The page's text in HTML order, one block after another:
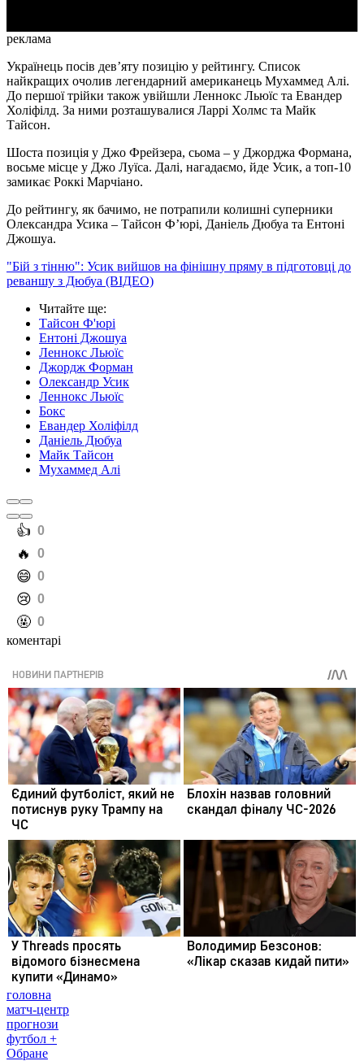
реклама
Українець посів дев’яту позицію у рейтингу. Список
найкращих очолив легендарний американець Мухаммед Алі.
До першої трійки також увійшли Леннокс Льюїс та Евандер
Холіфілд. За ними розташувалися Ларрі Холмс та Майк
Тайсон.
Шоста позиція у Джо Фрейзера, сьома – у Джорджа Формана,
восьме місце у Джо Луїса. Далі, нагадаємо, йде Усик, а топ-10
замикає Роккі Марчіано.
До рейтингу, як бачимо, не потрапили колишні суперники
Олександра Усика – Тайсон Ф’юрі, Даніель Дюбуа та Ентоні
Джошуа.
"Бій з тінню": Усик вийшов на фінішну пряму в підготовці до
реваншу з Дюбуа (ВІДЕО)
Читайте ще:
Тайсон Ф'юрі
Ентоні Джошуа
Леннокс Льюїс
Джордж Форман
Олександр Усик
Леннокс Льюїс
Бокс
Евандер Холіфілд
Даніель Дюбуа
Майк Тайсон
Мухаммед Алі
️👍 0
️🔥 0
️😄 0
️😢 0
️🤬 0
коментарі
головна
матч-центр
прогнози
футбол +
Обране